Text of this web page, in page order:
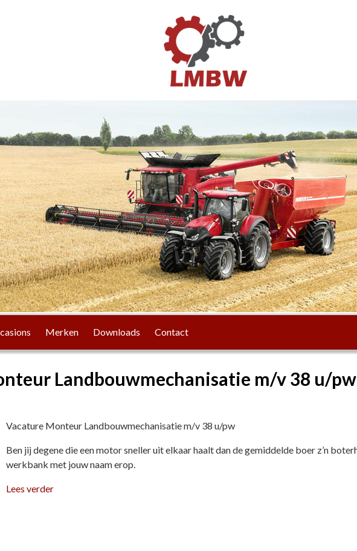
Merken Downloads Contact
Landbouwmechanisatie m/v 38 u/pw
Vacature Monteur Landbouwmechanisatie m/v 38 u/pw
Ben jij degene die een motor sneller uit elkaar haalt dan de gemiddelde boer z’n
werkbank met jouw naam erop.
Lees verder